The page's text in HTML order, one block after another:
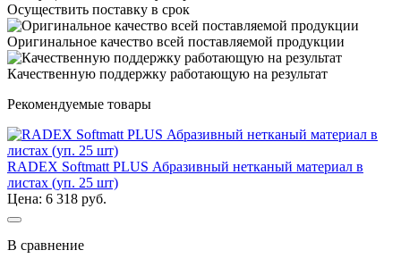
Осуществить поставку в срок
Оригинальное качество всей поставляемой продукции
Качественную поддержку работающую на результат
Рекомендуемые товары
RADEX Softmatt PLUS Абразивный нетканый материал в
листах (уп. 25 шт)
Цена: 6 318 руб.
В сравнение